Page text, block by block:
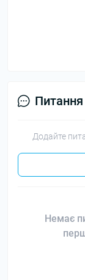
Питання
Додайте
Немає